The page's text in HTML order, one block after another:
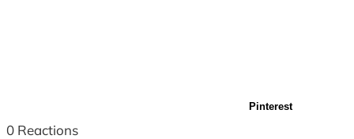
Pinterest
0 Reactions